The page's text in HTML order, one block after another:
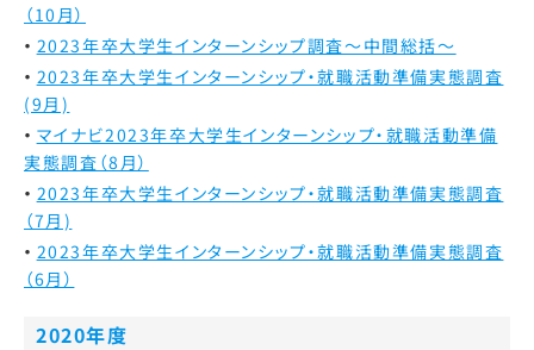
（10月）
2023年卒大学生インターンシップ調査～中間総括～
2023年卒大学生インターンシップ・就職活動準備実態調査
(9月)
マイナビ2023年卒大学生インターンシップ・就職活動準備
実態調査（8月）
2023年卒大学生インターンシップ・就職活動準備実態調査
（7月)
2023年卒大学生インターンシップ・就職活動準備実態調査
（6月）
2020年度